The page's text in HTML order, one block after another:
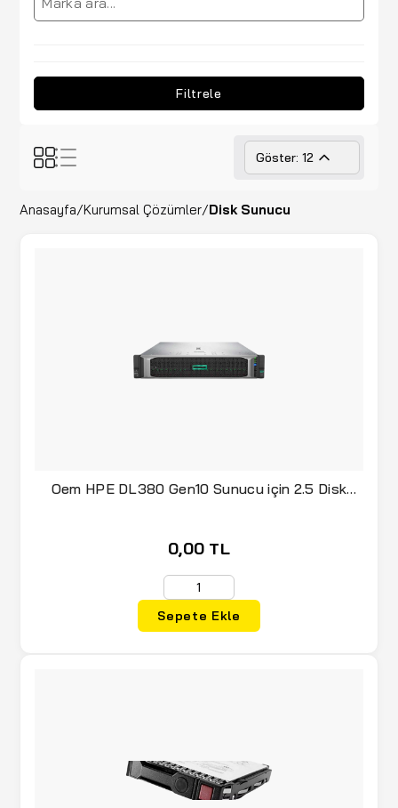
Filtrele
Göster: 12
Anasayfa/Kurumsal Çözümler/Disk Sunucu
Oem HPE DL380 Gen10 Sunucu için 2.5 Disk
0,00 TL
Sepete Ekle